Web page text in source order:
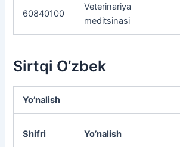
60840100
Veterinariya
meditsinasi
Sirtqi O’zbek
Yo’nalish
Shifri Yo’nalish